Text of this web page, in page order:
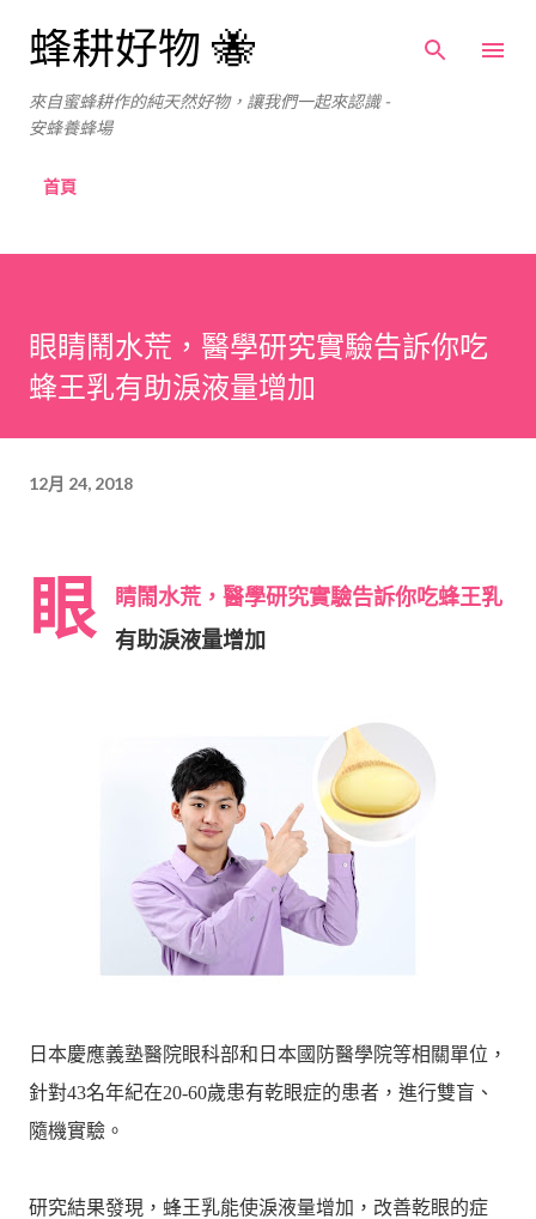
跳到主要內容
蜂耕好物 🐝
來自蜜蜂耕作的純天然好物，讓我們一起來認識 -
安蜂養蜂場
首頁
眼睛鬧水荒，醫學研究實驗告訴你吃
蜂王乳有助淚液量增加
12月 24, 2018
眼
睛鬧水荒，醫學研究實驗告訴你吃蜂王乳
有助淚液量增加
日本慶應義塾醫院眼科部和日本國防醫學院等相關單位，
針對43名年紀在20-60歲患有乾眼症的患者，進行雙盲、
隨機實驗。
研究結果發現，蜂王乳能使淚液量增加，改善乾眼的症